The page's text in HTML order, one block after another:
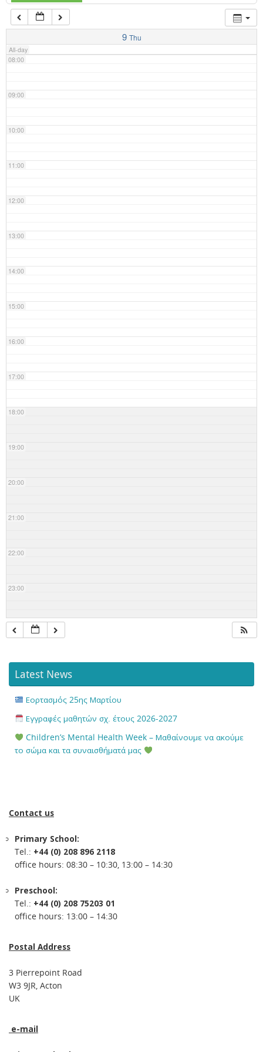
9 Thu
All-day
07:00
08:00
09:00
10:00
11:00
12:00
13:00
14:00
15:00
16:00
17:00
18:00
19:00
20:00
21:00
22:00
23:00
Latest News
Εορτασμός 25ης Μαρτίου
Εγγραφές μαθητών σχ. έτους 2026-2027
Children’s Mental Health Week – Μαθαίνουμε να ακούμε
το σώμα και τα συναισθήματά μας
Contact us
Primary School:
Tel.: +44 (0) 208 896 2118
office hours: 08:30 – 10:30, 13:00 – 14:30
Preschool:
Tel.: +44 (0) 208 75203 01
office hours: 13:00 – 14:30
Postal Address
3 Pierrepoint Road
W3 9JR, Acton
UK
e-mail